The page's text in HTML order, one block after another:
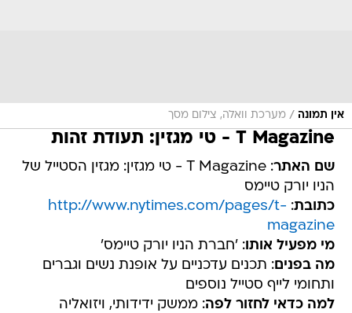
אין תמונה / מערכת וואלה, צילום מסך
T Magazine - טי מגזין: תעודת זהות
שם האתר
: T Magazine - טי מגזין: מגזין הסטייל של
הניו יורק טיימס
כתובת:
http://www.nytimes.com/pages/t-
magazine
מי מפעיל אותו: 'חברת הניו יורק טיימס'
מה בפנים: תכנים עדכניים על אופנת נשים וגברים
ותחומי לייף סטייל נוספים
למה כדאי לחזור לפה: ממשק ידידותי, ויזואליה